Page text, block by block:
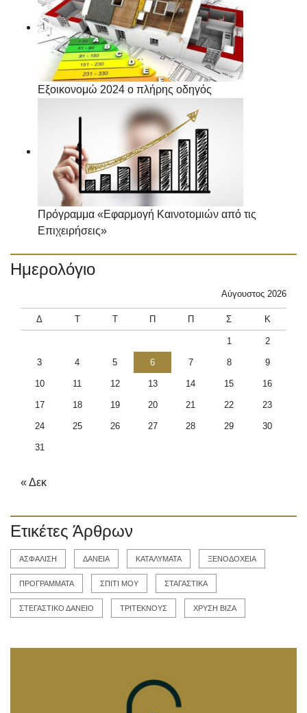
Εξοικονομώ 2024 ο πλήρης οδηγός
Πρόγραμμα «Εφαρμογή Καινοτομιών από τις
Επιχειρήσεις»
Ημερολόγιο
Αύγουστος 2026
Δ Τ Τ Π Π Σ Κ
1 2
3 4 5 6 7 8 9
10 11 12 13 14 15 16
17 18 19 20 21 22 23
24 25 26 27 28 29 30
31
« Δεκ
Ετικέτες Άρθρων
ΑΣΦΑΛΙΣΗ ΔΑΝΕΙΑ ΚΑΤΑΛΥΜΑΤΑ ΞΕΝΟΔΟΧΕΙΑ
ΠΡΟΓΡΑΜΜΑΤΑ ΣΠΙΤΙ ΜΟΥ ΣΤΑΓΑΣΤΙΚΑ
ΣΤΕΓΑΣΤΙΚΟ ΔΑΝΕΙΟ ΤΡΙΤΕΚΝΟΥΣ ΧΡΥΣΗ ΒΙΖΑ